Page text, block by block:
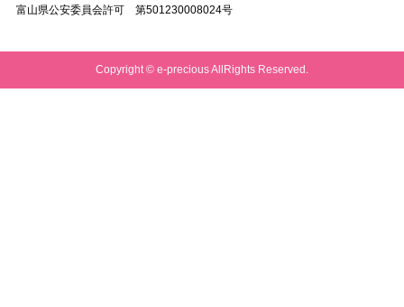
富山県公安委員会許可 第501230008024号
Copyright © e-precious AllRights Reserved.